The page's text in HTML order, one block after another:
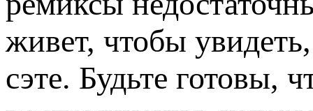
живет, чтобы
сэте. Будьте готовы,